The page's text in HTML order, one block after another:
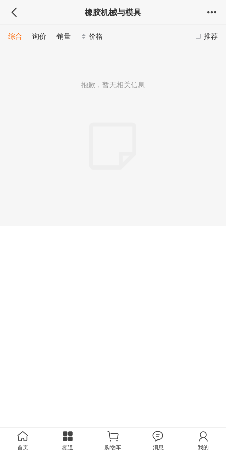
橡胶机械与模具
推荐
综合 询价 销量 价格
抱歉，暂无相关信息
首页 频道 购物车 消息 我的